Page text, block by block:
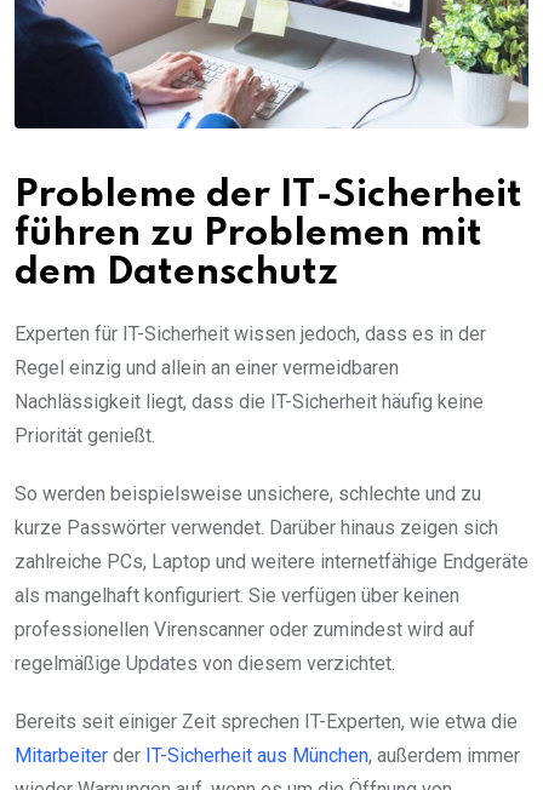
Probleme der IT-Sicherheit
führen zu Problemen mit
dem Datenschutz
Experten für IT-Sicherheit wissen jedoch, dass es in der
Regel einzig und allein an einer vermeidbaren
Nachlässigkeit liegt, dass die IT-Sicherheit häufig keine
Priorität genießt.
So werden beispielsweise unsichere, schlechte und zu
kurze Passwörter verwendet. Darüber hinaus zeigen sich
zahlreiche PCs, Laptop und weitere internetfähige Endgeräte
als mangelhaft konfiguriert. Sie verfügen über keinen
professionellen Virenscanner oder zumindest wird auf
regelmäßige Updates von diesem verzichtet.
Bereits seit einiger Zeit sprechen IT-Experten, wie etwa die
Mitarbeiter der IT-Sicherheit aus München, außerdem immer